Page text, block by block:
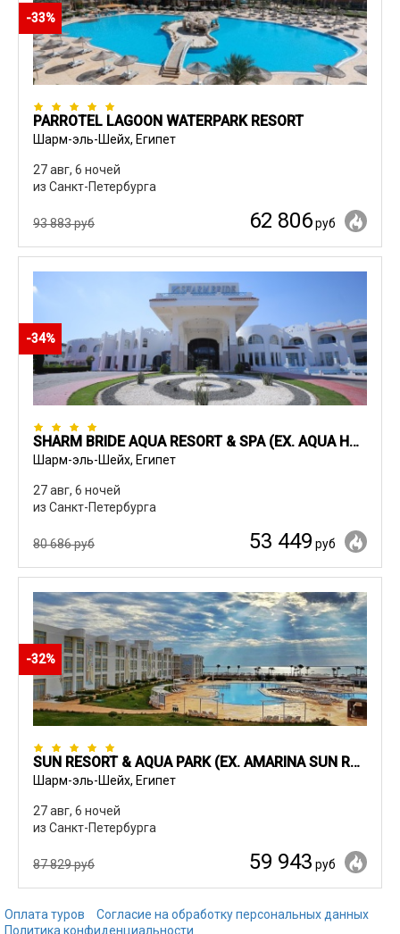
-33%
PARROTEL LAGOON WATERPARK RESORT
Шарм-эль-Шейх, Египет
27 авг, 6 ночей
из Санкт-Петербурга
93 883 руб 62 806руб
-34%
SHARM BRIDE AQUA RESORT & SPA (EX. AQUA HOTEL RESORT&SPA)
Шарм-эль-Шейх, Египет
27 авг, 6 ночей
из Санкт-Петербурга
80 686 руб 53 449 руб
-32%
SUN RESORT & AQUA PARK (EX. AMARINA SUN RESORT & AQUA PARK)
Шарм-эль-Шейх, Египет
27 авг, 6 ночей
из Санкт-Петербурга
87 829 руб 59 943 руб
Оплата туров
Согласие на обработку персональных данных
Политика конфиденциальности